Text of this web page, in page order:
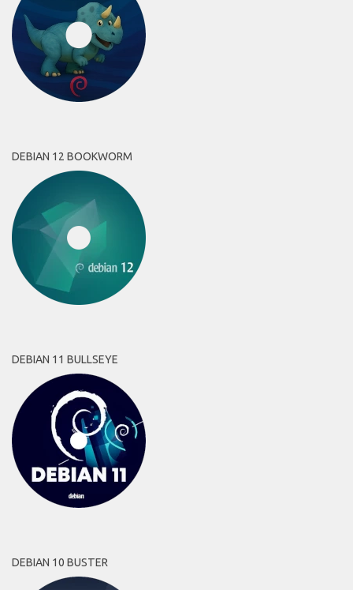
DEBIAN 12 BOOKWORM
DEBIAN 11 BULLSEYE
DEBIAN 10 BUSTER